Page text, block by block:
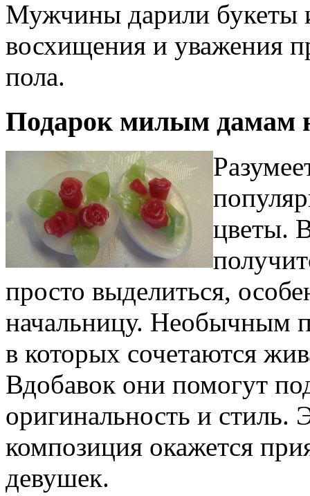
Мужчины дарили букеты
восхищения и уважения
пола.
Подарок милым дамам
цветы.
просто выделиться,
начальницу. Необычным
в которых сочетаются
Вдобавок они помогут
оригинальность и стиль.
композиция окажется
девушек.